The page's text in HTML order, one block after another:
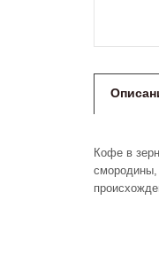
Кофе в
смородины,